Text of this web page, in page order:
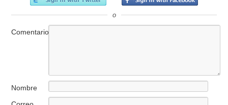
o
Comentario
Nombre